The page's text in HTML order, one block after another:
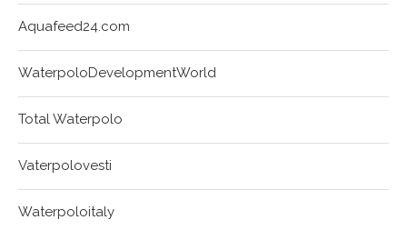
Aquafeed24.com
WaterpoloDevelopmentWorld
Total Waterpolo
Vaterpolovesti
Waterpoloitaly